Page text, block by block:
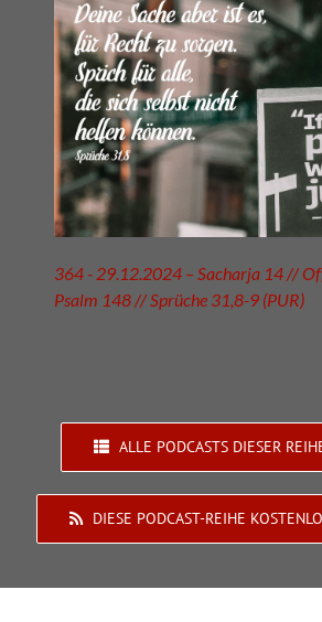
364 - 29.12.2024 – Sacharja 14 //
Psalm 148 // Sprüche 31,8-9 (PUR)
ALLE PODCASTS DIESER
DIESE PODCAST-REIHE